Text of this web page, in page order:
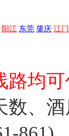
阳江 东莞 肇庆 江门
路均
数、